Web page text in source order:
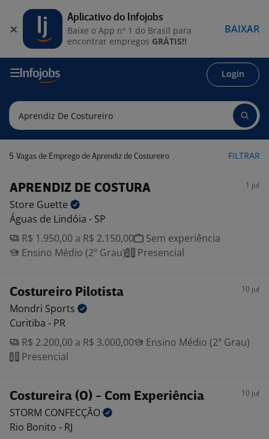
Login
5 Vagas de Emprego de Aprendiz de Costureiro FILTRAR
APRENDIZ DE COSTURA 1 jul
Store Guette
Águas de Lindóia - SP
R$ 1.950,00 a R$ 2.150,00
Sem experiência
Ensino Médio (2º Grau)
Presencial
Costureiro Pilotista 10 jul
Mondri Sports
Curitiba - PR
R$ 2.200,00 a R$ 3.000,00
Ensino Médio (2º Grau)
Presencial
Costureira (O) - Com Experiência 10 jul
STORM CONFECÇÃO
Rio Bonito - RJ
Aplicativo do Infojobs
Baixe o App nº 1 do Brasil para
encontrar empregos GRÁTIS!!
BAIXAR